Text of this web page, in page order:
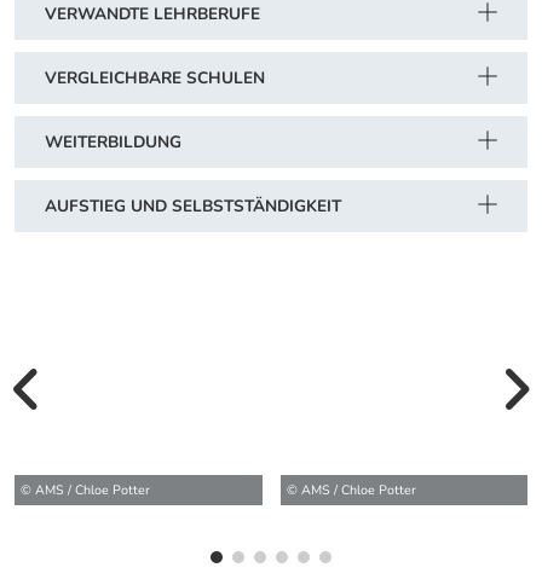
VERWANDTE LEHRBERUFE
VERGLEICHBARE SCHULEN
WEITERBILDUNG
AUFSTIEG UND SELBSTSTÄNDIGKEIT
© AMS / Chloe Potter © AMS / Chloe Potter